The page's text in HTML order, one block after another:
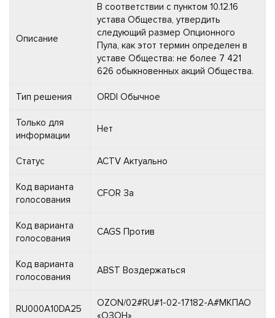
Описание
В соответствии с пунктом 10.12.16
устава Общества, утвердить
следующий размер Опционного
Пула, как этот термин определен в
уставе Общества: не более 7 421
626 обыкновенных акций Общества.
Тип решения ORDI Обычное
Только для
информации
Нет
Статус ACTV Актуально
Код варианта
голосования
CFOR За
Код варианта
голосования
CAGS Против
Код варианта
голосования
ABST Воздержаться
RU000A10DA25
OZON/02#RU#1-02-17182-A#МКПАО
«ОЗОН»